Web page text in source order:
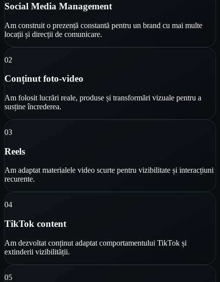
Social Media Management
Am construit o prezență constantă pentru un brand cu mai multe
locații și direcții de comunicare.
02
Conținut foto-video
Am folosit lucrări reale, produse și transformări vizuale pentru a
susține încrederea.
03
Reels
Am adaptat materialele video scurte pentru vizibilitate și interacțiuni
recurente.
04
TikTok content
Am dezvoltat conținut adaptat comportamentului TikTok și
extinderii vizibilității.
05